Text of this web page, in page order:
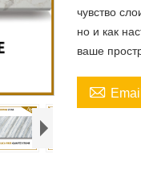
чувство
но и как
ваше
 Email